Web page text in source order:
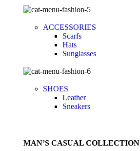
ACCESSORIES
Scarfs
Hats
Sunglasses
SHOES
Leather
Sneakers
MAN’S CASUAL COLLECTION